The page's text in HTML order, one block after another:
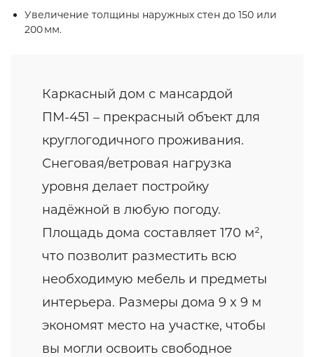
Увеличение толщины наружных стен до 150 или
200 мм.
Каркасный дом с мансардой
ПМ-451 – прекрасный объект для
круглогодичного проживания.
Снеговая/ветровая нагрузка
уровня делает постройку
надёжной в любую погоду.
Площадь дома составляет 170 м²,
что позволит разместить всю
необходимую мебель и предметы
интерьера. Размеры дома 9 x 9 м
экономят место на участке, чтобы
вы могли освоить свободное